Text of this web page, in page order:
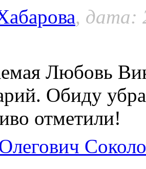
, дата:
Любовь
Обиду
отметили!